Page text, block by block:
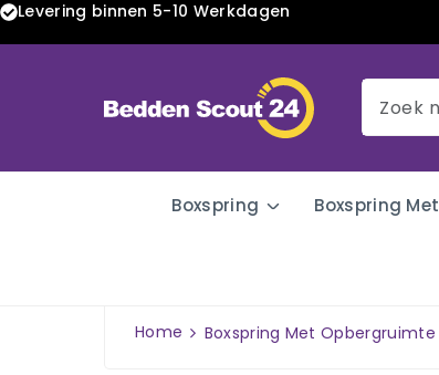
Levering binnen 5-10 Werkdagen
Boxspring Boxspring
Home Boxspring Met Opbergruimte